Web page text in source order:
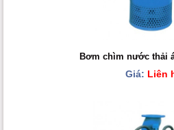
Bơm chìm nước thải
Giá: Liên